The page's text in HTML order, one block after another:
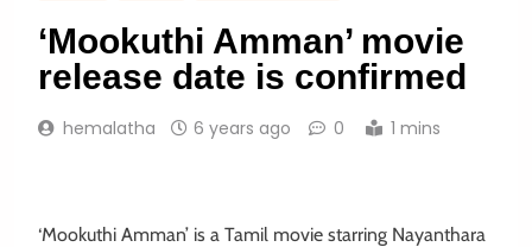
‘Mookuthi Amman’ movie
release date is confirmed
hemalatha 6 years ago 0 1 mins
‘Mookuthi Amman’ is a Tamil movie starring Nayanthara